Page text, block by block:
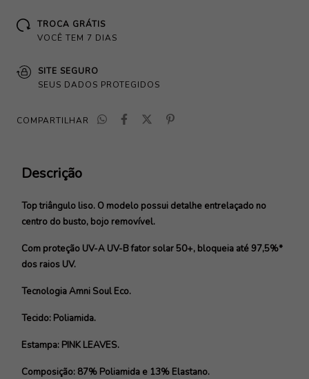
TROCA GRÁTIS
VOCÊ TEM 7 DIAS
SITE SEGURO
SEUS DADOS PROTEGIDOS
COMPARTILHAR
Descrição
Top triângulo liso. O modelo possui detalhe entrelaçado no
centro do busto, bojo removível.
Com proteção UV-A UV-B fator solar 50+, bloqueia até 97,5%*
dos raios UV.
Tecnologia Amni Soul Eco.
Tecido: Poliamida.
Estampa: PINK LEAVES.
Composição: 87% Poliamida e 13% Elastano.